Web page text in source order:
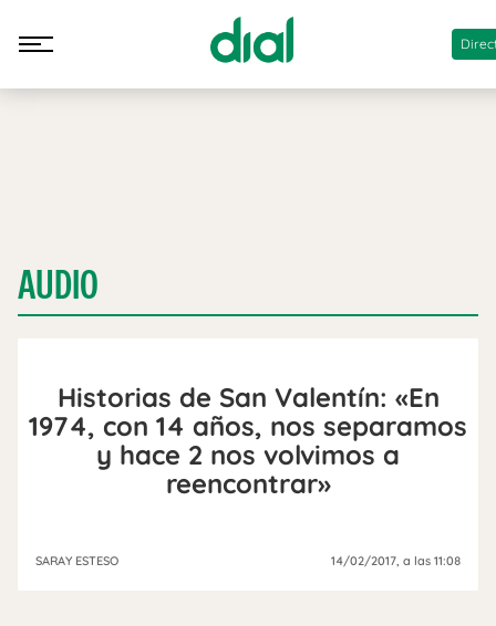
AUDIO
Historias de San Valentín: «En
1974, con 14 años, nos separamos
y hace 2 nos volvimos a
reencontrar»
SARAY ESTESO 14/02/2017, a las 11:08